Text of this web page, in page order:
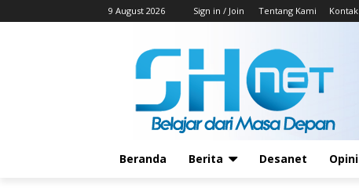
9 August 2026 Sign in / Join Tentang Kami Kontak
Beranda Berita Desanet Opini